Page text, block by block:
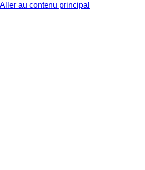
Aller au contenu principal